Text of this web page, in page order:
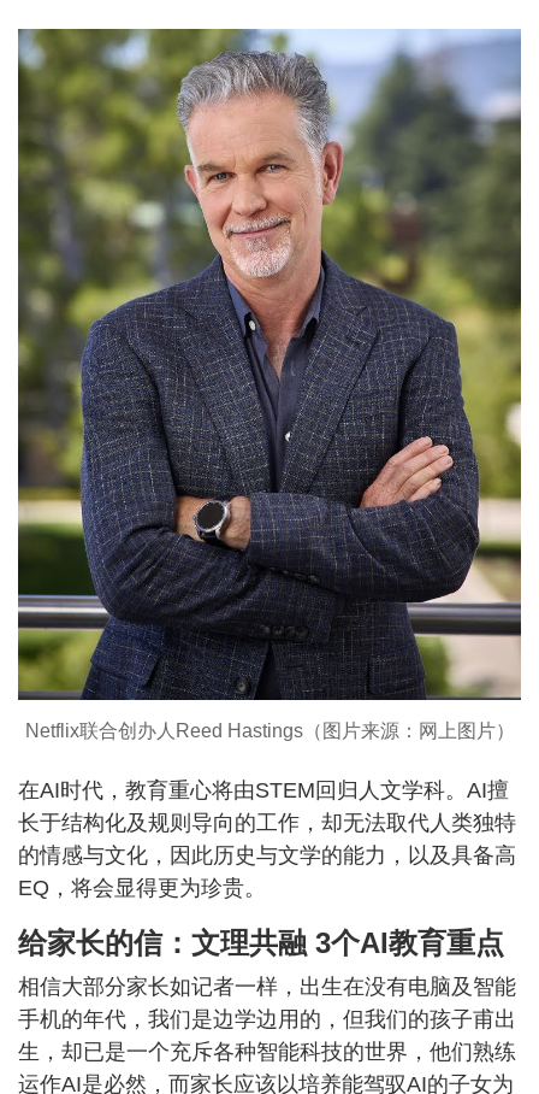
Netflix联合创办人Reed Hastings（图片来源：网上图片）
在AI时代，教育重心将由STEM回归人文学科。AI擅
长于结构化及规则导向的工作，却无法取代人类独特
的情感与文化，因此历史与文学的能力，以及具备高
EQ，将会显得更为珍贵。
给家长的信：文理共融 3个AI教育重点
相信大部分家长如记者一样，出生在没有电脑及智能
手机的年代，我们是边学边用的，但我们的孩子甫出
生，却已是一个充斥各种智能科技的世界，他们熟练
运作AI是必然，而家长应该以培养能驾驭AI的子女为